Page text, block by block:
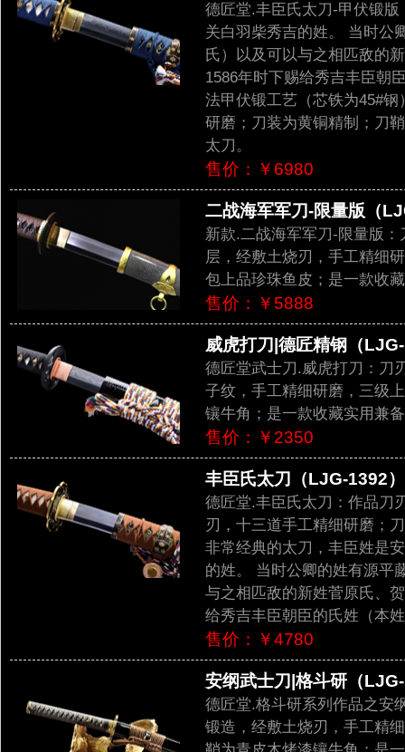
德匠堂.丰臣氏太刀-甲伏锻
关白羽柴秀吉的姓。 当时公
氏）以及可以与之相匹敌的
1586年时下赐给秀吉丰臣朝
法甲伏锻工艺（芯铁为45#
研磨；刀装为黄铜精制；刀
太刀。
售价：￥6980
二战海军军刀-限量版（
新款.二战海军军刀-限量版
层，经敷土烧刃，手工精细
包上品珍珠鱼皮；是一款收
售价：￥5888
威虎打刀|德匠精钢（
德匠堂武士刀.威虎打刀：刀
子纹，手工精细研磨，三级
镶牛角；是一款收藏实用兼
售价：￥2350
丰臣氏太刀（LJG-1392）
德匠堂.丰臣氏太刀：作品刀
刃，十三道手工精细研磨；
非常经典的太刀，丰臣姓是
的姓。 当时公卿的姓有源平
与之相匹敌的新姓菅原氏、
给秀吉丰臣朝臣的氏姓（本
售价：￥4780
安纲武士刀|格斗研（
德匠堂.格斗研系列作品之安
锻造，经敷土烧刃，手工精